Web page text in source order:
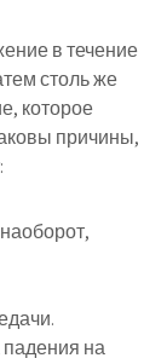
в течение
столь же
которое
причины,
на